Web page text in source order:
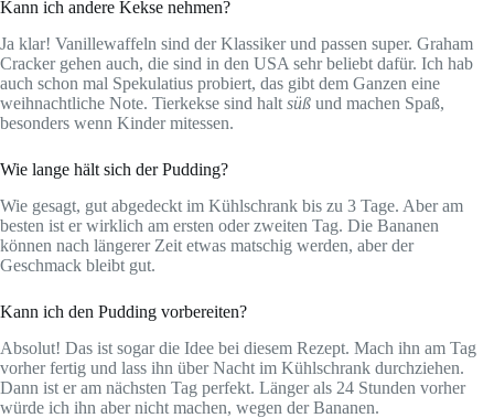
Kann ich andere Kekse nehmen?
Ja klar! Vanillewaffeln sind der Klassiker und passen super. Graham
Cracker gehen auch, die sind in den USA sehr beliebt dafür. Ich hab
auch schon mal Spekulatius probiert, das gibt dem Ganzen eine
weihnachtliche Note. Tierkekse sind halt süß und machen Spaß,
besonders wenn Kinder mitessen.
Wie lange hält sich der Pudding?
Wie gesagt, gut abgedeckt im Kühlschrank bis zu 3 Tage. Aber am
besten ist er wirklich am ersten oder zweiten Tag. Die Bananen
können nach längerer Zeit etwas matschig werden, aber der
Geschmack bleibt gut.
Kann ich den Pudding vorbereiten?
Absolut! Das ist sogar die Idee bei diesem Rezept. Mach ihn am Tag
vorher fertig und lass ihn über Nacht im Kühlschrank durchziehen.
Dann ist er am nächsten Tag perfekt. Länger als 24 Stunden vorher
würde ich ihn aber nicht machen, wegen der Bananen.